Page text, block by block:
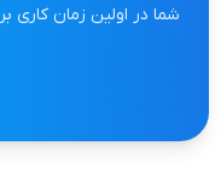
شما در اولین زمان کاری